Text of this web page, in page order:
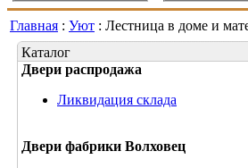
Главная : Уют : Лестница в доме и
Каталог
Двери распродажа
Ликвидация склада
Двери фабрики Волховец